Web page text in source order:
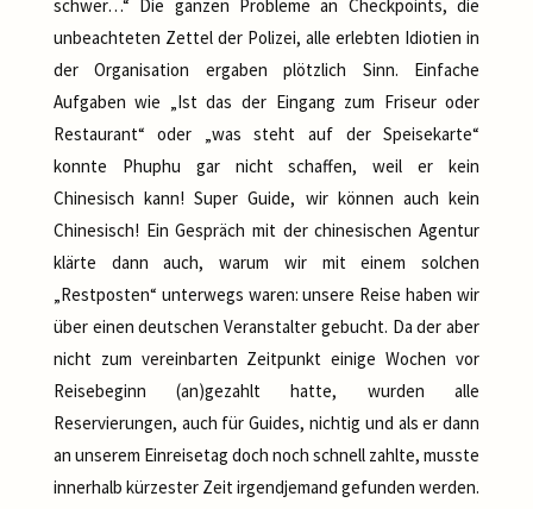
schwer…“ Die ganzen Probleme an Checkpoints, die
unbeachteten Zettel der Polizei, alle erlebten Idiotien in
der Organisation ergaben plötzlich Sinn. Einfache
Aufgaben wie „Ist das der Eingang zum Friseur oder
Restaurant“ oder „was steht auf der Speisekarte“
konnte Phuphu gar nicht schaffen, weil er kein
Chinesisch kann! Super Guide, wir können auch kein
Chinesisch! Ein Gespräch mit der chinesischen Agentur
klärte dann auch, warum wir mit einem solchen
„Restposten“ unterwegs waren: unsere Reise haben wir
über einen deutschen Veranstalter gebucht. Da der aber
nicht zum vereinbarten Zeitpunkt einige Wochen vor
Reisebeginn (an)gezahlt hatte, wurden alle
Reservierungen, auch für Guides, nichtig und als er dann
an unserem Einreisetag doch noch schnell zahlte, musste
innerhalb kürzester Zeit irgendjemand gefunden werden.